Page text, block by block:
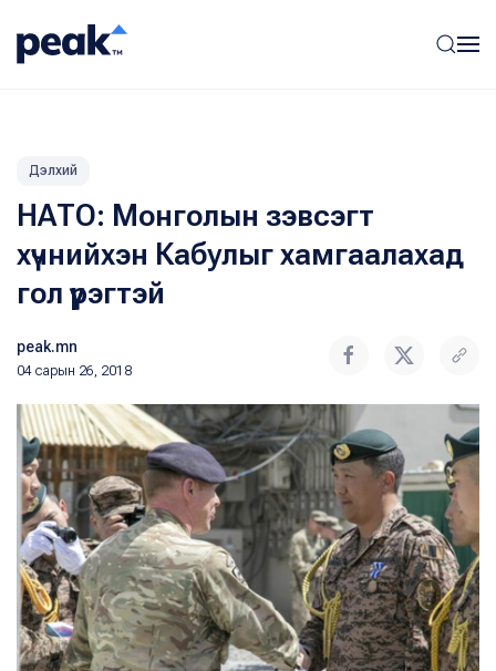
Дэлхий
НАТО: Монголын зэвсэгт
хүчнийхэн Кабулыг хамгаалахад
гол үүрэгтэй
peak.mn
04 сарын 26, 2018